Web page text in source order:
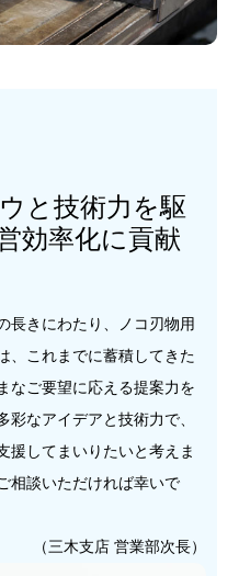
と技術力を駆
効率化に貢献
長きにわたり、ノコ刃物用
、これまでに蓄積してきた
なご要望に応える提案力を
なアイデアと技術力で、
援してまいりたいと考えま
相談いただければ幸いで
（三木支店 営業部次長）